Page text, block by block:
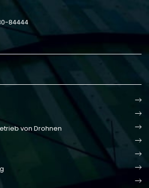
84444
von Drohnen